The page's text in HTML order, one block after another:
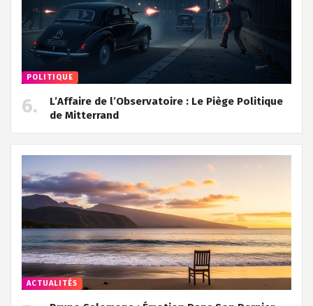
POLITIQUE
L’Affaire de l’Observatoire : Le Piège Politique
de Mitterrand
ACTUALITÉS